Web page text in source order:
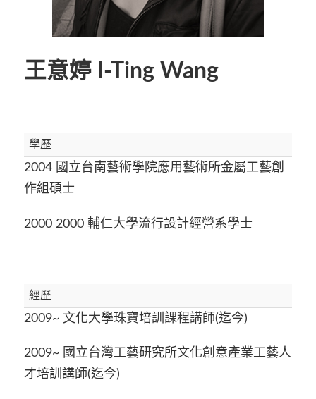
王意婷 I-Ting Wang
學歷
2004 國立台南藝術學院應用藝術所金屬工藝創
作組碩士
2000 2000 輔仁大學流行設計經營系學士
經歷
2009~ 文化大學珠寶培訓課程講師(迄今)
2009~ 國立台灣工藝研究所文化創意產業工藝人
才培訓講師(迄今)